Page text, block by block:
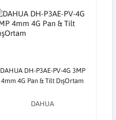
DAHUA DH-P3AE-PV-4G 3MP
4mm 4G Pan & Tilt DışOrtam
DAHUA